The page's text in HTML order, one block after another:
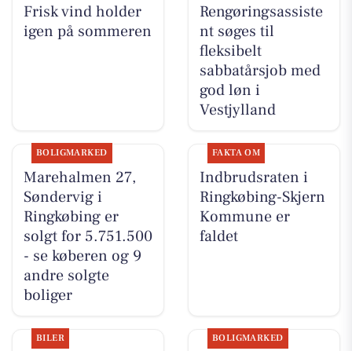
Frisk vind holder
igen på sommeren
Rengøringsassiste
nt søges til
fleksibelt
sabbatårsjob med
god løn i
Vestjylland
BOLIGMARKED
Marehalmen 27,
Søndervig i
Ringkøbing er
solgt for 5.751.500
- se køberen og 9
andre solgte
boliger
FAKTA OM
Indbrudsraten i
Ringkøbing-Skjern
Kommune er
faldet
BILER BOLIGMARKED